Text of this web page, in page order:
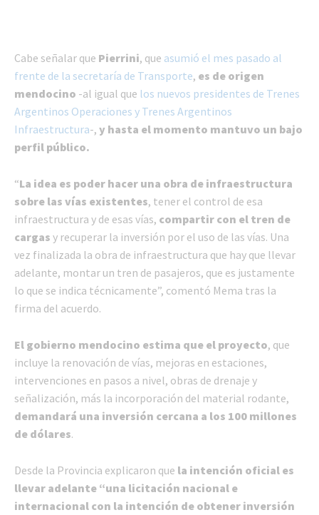
Cabe señalar que Pierrini, que asumió el mes pasado al
frente de la secretaría de Transporte, es de origen
mendocino -al igual que los nuevos presidentes de Trenes
Argentinos Operaciones y Trenes Argentinos
Infraestructura-, y hasta el momento mantuvo un bajo
perfil público.
“La idea es poder hacer una obra de infraestructura
sobre las vías existentes, tener el control de esa
infraestructura y de esas vías, compartir con el tren de
cargas y recuperar la inversión por el uso de las vías. Una
vez finalizada la obra de infraestructura que hay que llevar
adelante, montar un tren de pasajeros, que es justamente
lo que se indica técnicamente”, comentó Mema tras la
firma del acuerdo.
El gobierno mendocino estima que el proyecto, que
incluye la renovación de vías, mejoras en estaciones,
intervenciones en pasos a nivel, obras de drenaje y
señalización, más la incorporación del material rodante,
demandará una inversión cercana a los 100 millones
de dólares.
Desde la Provincia explicaron que la intención oficial es
llevar adelante “una licitación nacional e
internacional con la intención de obtener inversión